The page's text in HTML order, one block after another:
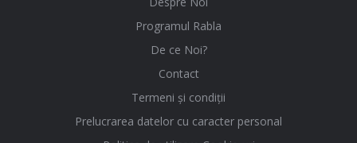
Programul Rabla
De ce Noi?
Contact
Termeni și condiții
Prelucrarea datelor cu caracter personal